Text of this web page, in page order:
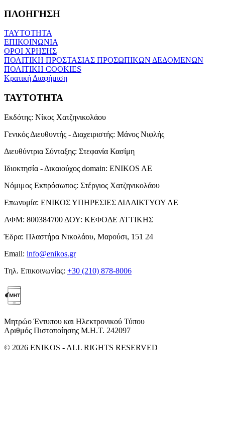
ΠΛΟΗΓΗΣΗ
ΤΑΥΤΟΤΗΤΑ
ΕΠΙΚΟΙΝΩΝΙΑ
ΟΡΟΙ ΧΡΗΣΗΣ
ΠΟΛΙΤΙΚΗ ΠΡΟΣΤΑΣΙΑΣ ΠΡΟΣΩΠΙΚΩΝ ΔΕΔΟΜΕΝΩΝ
ΠΟΛΙΤΙΚΗ COOKIES
Κρατική Διαφήμιση
ΤΑΥΤΟΤΗΤΑ
Εκδότης: Νίκος Χατζηνικολάου
Γενικός Διευθυντής - Διαχειριστής: Μάνος Νιφλής
Διευθύντρια Σύνταξης: Στεφανία Κασίμη
Ιδιοκτησία - Δικαιούχος domain: ENIKOS AE
Νόμιμος Εκπρόσωπος: Στέργιος Χατζηνικολάου
Επωνυμία: ΕΝΙΚΟΣ ΥΠΗΡΕΣΙΕΣ ΔΙΑΔΙΚΤΥΟΥ ΑΕ
ΑΦΜ: 800384700 ΔΟΥ: ΚΕΦΟΔΕ ΑΤΤΙΚΗΣ
Έδρα: Πλαστήρα Νικολάου, Μαρούσι, 151 24
Email: info@enikos.gr
Τηλ. Επικοινωνίας: +30 (210) 878-8006
Μητρώο Έντυπου και Ηλεκτρονικού Τύπου
Αριθμός Πιστοποίησης Μ.Η.Τ. 242097
© 2026 ENIKOS - ALL RIGHTS RESERVED